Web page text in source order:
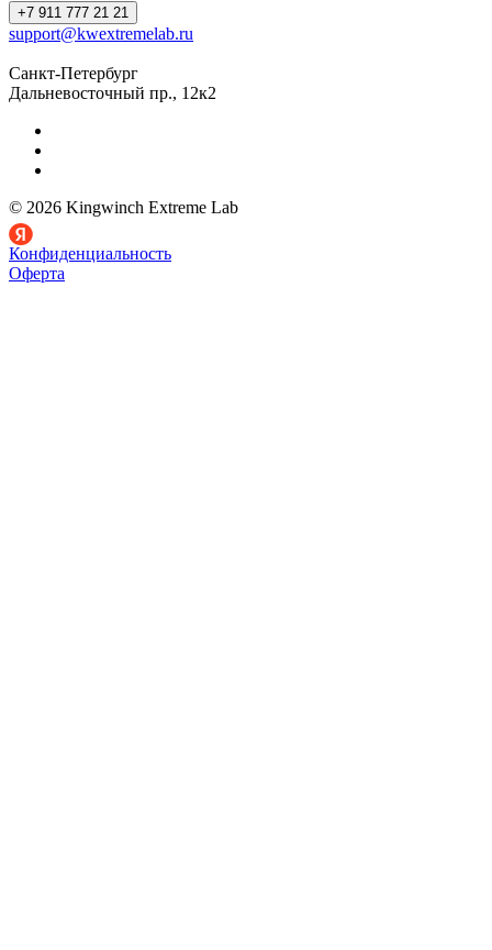
+7 911 777 21 21
support@kwextremelab.ru
Санкт-Петербург
Дальневосточный пр., 12к2
© 2026 Kingwinch Extreme Lab
Конфиденциальность
Оферта